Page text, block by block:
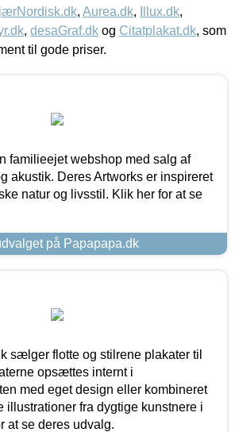
, Aurea.dk, Illux.dk,
, desaGraf.dk og Citatplakat.dk, som
til gode priser.
familieejet webshop med salg af
akustik. Deres Artworks er inspireret
natur og livsstil. Klik her for at se
på Papapapa.dk
sælger flotte og stilrene plakater til
opsættes internt i
med eget design eller kombineret
illustrationer fra dygtige kunstnere i
at se deres udvalg.